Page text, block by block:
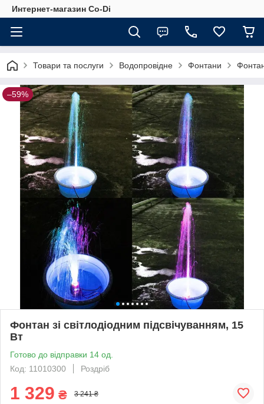
Интернет-магазин Co-Di
Товари та послуги Водопровідне Фонтани
–59%
Фонтан зі світлодіодним підсвічуванням, 15
Вт
Готово до відправки 14 од.
Код: 11010300
Роздріб
1 329 ₴ 3 241 ₴